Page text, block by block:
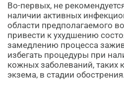
Во-первых, не
наличии активных
области предполагаемого
привести к ухудшению
замедлению процесса
избегать процедуры при
кожных заболеваний, таких
экзема, в стадии обострения.